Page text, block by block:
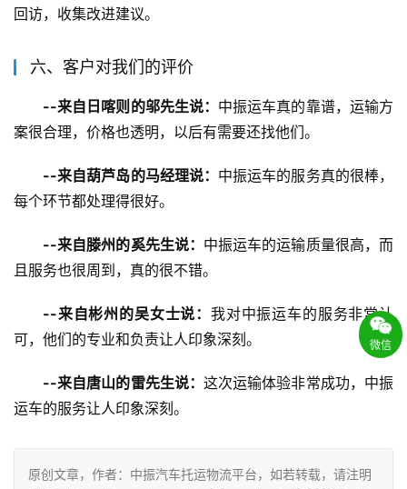
回访，收集改进建议。
六、客户对我们的评价
--来自日喀则的邬先生说： 中振运车真的靠谱，运输方
案很合理，价格也透明，以后有需要还找他们。
--来自葫芦岛的马经理说： 中振运车的服务真的很棒，
每个环节都处理得很好。
--来自滕州的奚先生说： 中振运车的运输质量很高，而
且服务也很周到，真的很不错。
--来自彬州的吴女士说： 我对中振运车的服务非常认
可，他们的专业和负责让人印象深刻。
--来自唐山的雷先生说： 这次运输体验非常成功，中振
运车的服务让人印象深刻。
原创文章，作者：中振汽车托运物流平台，如若转载，请注明
微信